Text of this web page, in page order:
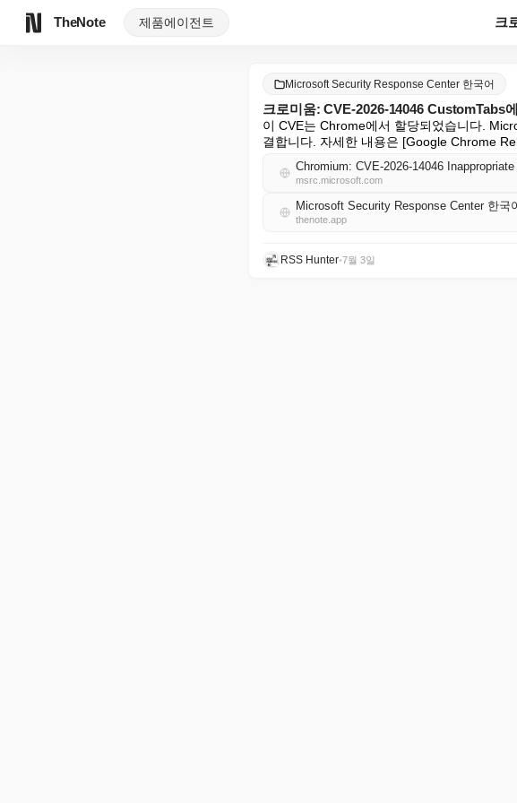
TheNote 제품에이전트
Microsoft Security Response Center 한국어
크로미움: CVE-2026-14046 CustomTabs
이 CVE는 Chrome에서 할당되었습니다.
결합니다. 자세한 내용은 [Google Chrome
Chromium: CVE-2026-14046
msrc.microsoft.com
Microsoft Security Response Center 한국
thenote.app
RSS Hunter•7월 3일